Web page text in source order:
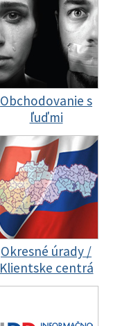
Obchodovanie s
ľuďmi
Okresné úrady /
Klientske centrá